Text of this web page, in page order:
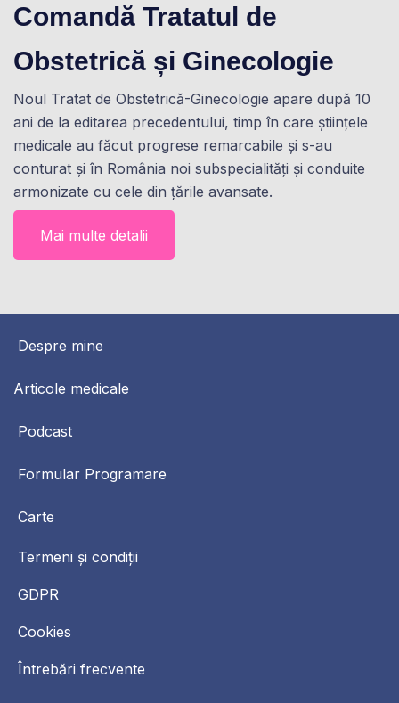
Comandă Tratatul de
Obstetrică și Ginecologie
Noul Tratat de Obstetrică-Ginecologie apare după 10
ani de la editarea precedentului, timp în care științele
medicale au făcut progrese remarcabile și s-au
conturat și în România noi subspecialități și conduite
armonizate cu cele din țările avansate.
Mai multe detalii
Despre mine
Articole medicale
Podcast
Formular Programare
Carte
Termeni și condiții
GDPR
Cookies
Întrebări frecvente